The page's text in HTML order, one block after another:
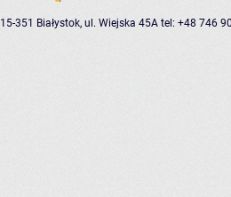
15-351 Białystok, ul. Wiejska 45A tel: +48 746